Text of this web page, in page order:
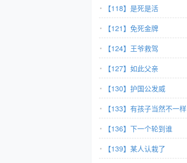
【118】是死是活
【121】免死金牌
【124】王爷救驾
【127】如此父亲
【130】护国公发威
【133】有孩子当然不一样
【136】下一个轮到谁
【139】某人认栽了